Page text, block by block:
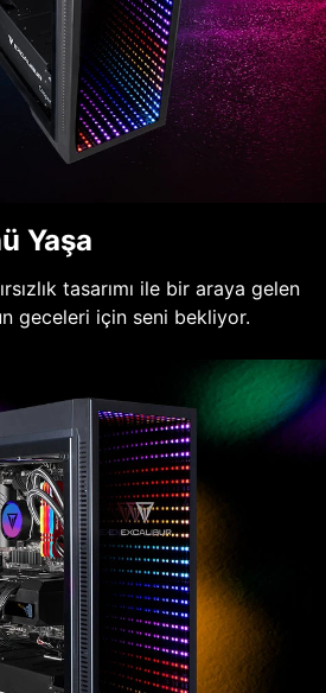
Yaşa
tasarımı ile bir araya gelen
geceleri için seni bekliyor.